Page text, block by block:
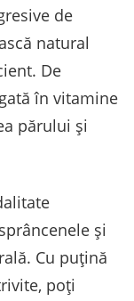
de
natural
De
în vitamine
părului și
și
Cu puțină
poți